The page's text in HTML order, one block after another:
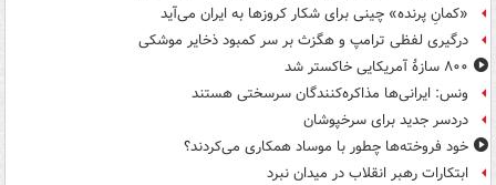
«کمانِ پرنده» چینی برای شکار کروزها به ایران می‌آید
درگیری لفظی ترامپ و هگزث بر سر کمبود ذخایر موشکی
۸۰۰ سازۀ آمریکایی خاکستر شد
ونس: ایرانی‌ها مذاکره‌کنندگان سرسختی هستند
دردسر جدید برای سرخپوشان
خود فروخته‌ها چطور با موساد همکاری می‌کردند؟
ابتکارات رهبر انقلاب در میدان نبرد